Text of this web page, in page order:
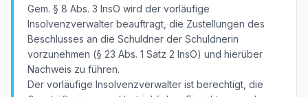
Gem. § 8 Abs. 3 InsO wird der vorläufige
Insolvenzverwalter beauftragt, die Zustellungen des
Beschlusses an die Schuldner der Schuldnerin
vorzunehmen (§ 23 Abs. 1 Satz 2 InsO) und hierüber
Nachweis zu führen.
Der vorläufige Insolvenzverwalter ist berechtigt, die